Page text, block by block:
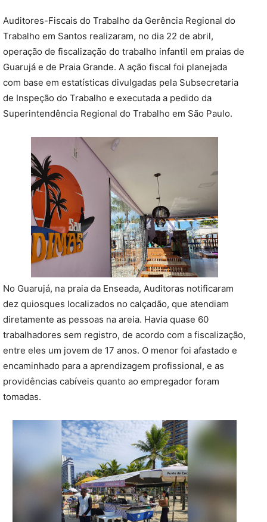
Auditores-Fiscais do Trabalho da Gerência Regional do
Trabalho em Santos realizaram, no dia 22 de abril,
operação de fiscalização do trabalho infantil em praias de
Guarujá e de Praia Grande. A ação fiscal foi planejada
com base em estatísticas divulgadas pela Subsecretaria
de Inspeção do Trabalho e executada a pedido da
Superintendência Regional do Trabalho em São Paulo.
No Guarujá, na praia da Enseada, Auditoras notificaram
dez quiosques localizados no calçadão, que atendiam
diretamente as pessoas na areia. Havia quase 60
trabalhadores sem registro, de acordo com a fiscalização,
entre eles um jovem de 17 anos. O menor foi afastado e
encaminhado para a aprendizagem profissional, e as
providências cabíveis quanto ao empregador foram
tomadas.